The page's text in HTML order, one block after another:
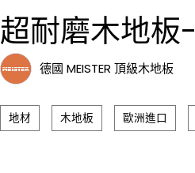
超耐磨木地板
德國 MEISTER 頂級木地板
地材 木地板 歐洲進口